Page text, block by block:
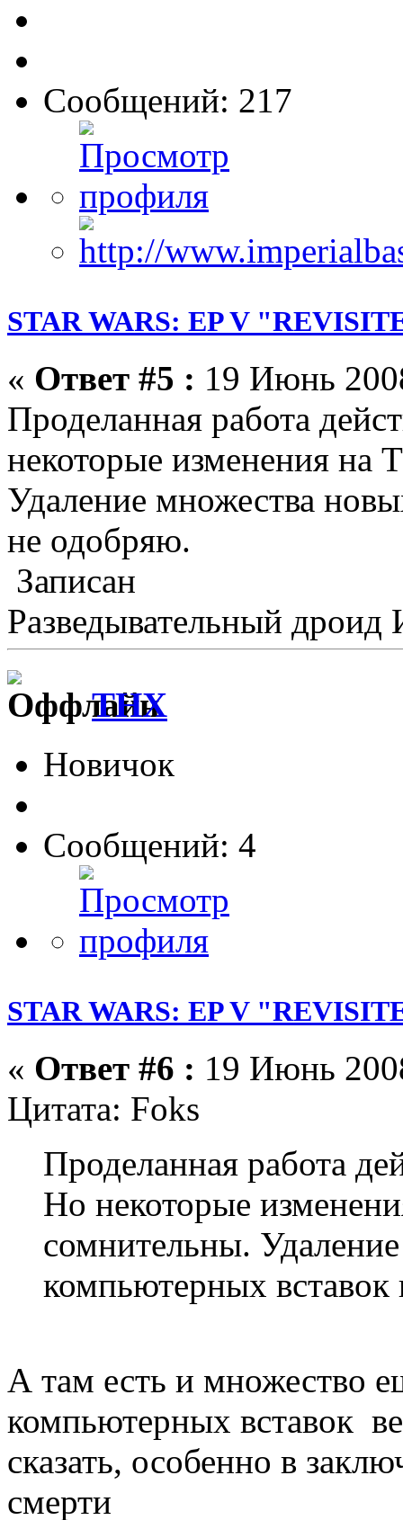
Сообщений: 217
STAR WARS: EP V
« Ответ #5 : 19 Июнь
Проделанная работа
некоторые изменения на
Удаление множества
не одобряю.
Записан
Разведывательный дроид
THX
Новичок
Сообщений: 4
STAR WARS: EP V
« Ответ #6 : 19 Июнь
Цитата: Foks
Проделанная работа
Но некоторые
сомнительны.
компьютерных
А там есть и множество
компьютерных вставок
сказать, особенно в
смерти